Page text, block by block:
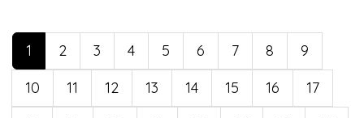
1 2 3 4 5 6 7 8
9
10
11 12 13 14 15 16
17